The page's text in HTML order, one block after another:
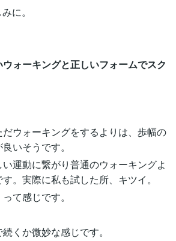
に。
ウォーキングと正しいフォームでスク
ウォーキングをするよりは、歩幅の
いそうです。
運動に繋がり普通のウォーキングよ
。実際に私も試した所、キツイ。
て感じです。
くか微妙な感じです。